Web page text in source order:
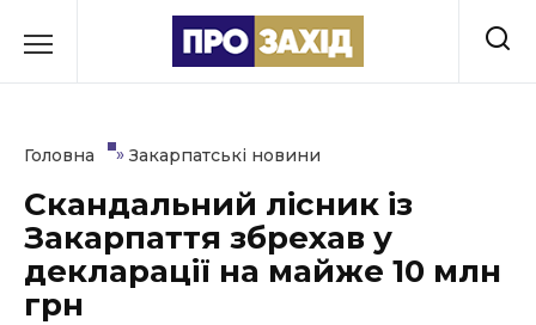
до
Культура
Освіта
Головна » Закарпатські новини
Скандальний лісник із
Закарпаття збрехав у
декларації на майже 10 млн
грн